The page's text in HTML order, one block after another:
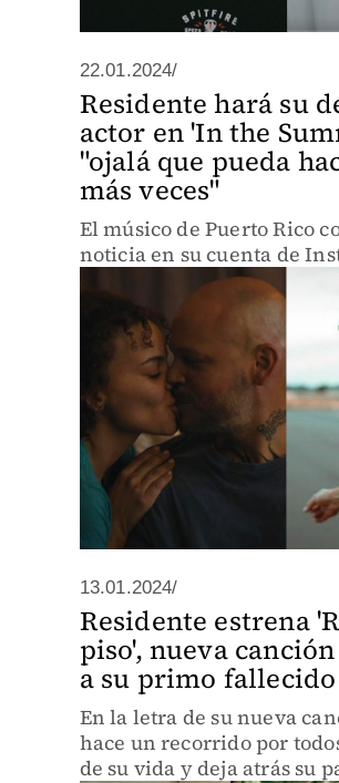
22.01.2024/
Residente hará su
actor en 'In the
"ojalá que pueda
más veces"
El músico de Puerto Rico
noticia en su cuenta de
13.01.2024/
Residente estrena
piso', nueva
a su primo fallecido
En la letra de su nueva
hace un recorrido por
de su vida y deja atrás su